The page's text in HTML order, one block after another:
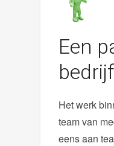
Een
Het werk
team van
eens aan